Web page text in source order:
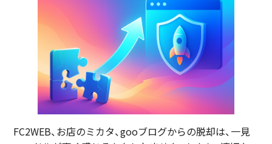
FC2WEB、お店のミカタ、gooブログからの脱却は、一見